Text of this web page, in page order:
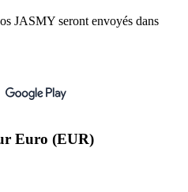
JASMY seront envoyés dans
Euro (EUR)